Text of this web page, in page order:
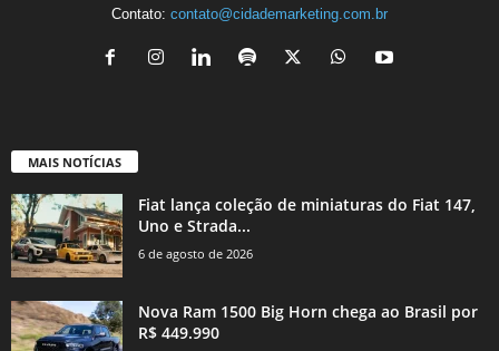
Contato: contato@cidademarketing.com.br
MAIS NOTÍCIAS
Fiat lança coleção de miniaturas do Fiat 147,
Uno e Strada...
6 de agosto de 2026
Nova Ram 1500 Big Horn chega ao Brasil por
R$ 449.990